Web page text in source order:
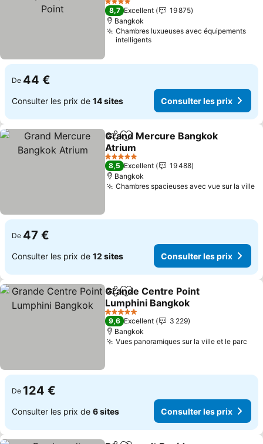
4 Étoiles
8,7 Excellent
19 875
Bangkok
Chambres luxueuses avec équipements
intelligents
De 44 €
Consulter les prix de 14 sites Consulter les prix
PartagerAjouter à mes favoris
Grand Mercure Bangkok
Atrium
5 Étoiles
8,5 Excellent
19 488
Bangkok
Chambres spacieuses avec vue sur la ville
De 47 €
Consulter les prix de 12 sites Consulter les prix
PartagerAjouter à mes favoris
Grande Centre Point
Lumphini Bangkok
5 Étoiles
9,6 Excellent
3 229
Bangkok
Vues panoramiques sur la ville et le parc
De 124 €
Consulter les prix de 6 sites Consulter les prix